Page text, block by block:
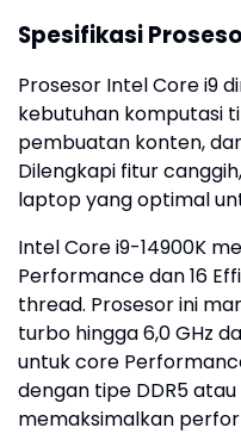
Spesifikasi
Prosesor Intel Core i9
kebutuhan komputasi
pembuatan konten,
Dilengkapi fitur
laptop yang optimal
Intel Core i9-14900K
Performance dan 16
thread. Prosesor ini
turbo hingga 6,0 GHz
untuk core
dengan tipe DDR5
memaksimalkan